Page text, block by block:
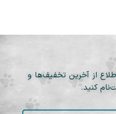
از آخرین تخفیف‌ها و
کنید.